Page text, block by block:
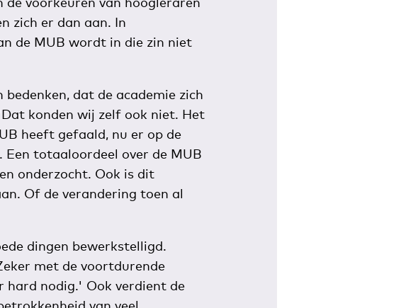
zich er dan aan. In
de MUB wordt in die zin niet
dat de academie zich
konden wij zelf ook niet. Het
heeft gefaald, nu er op de
totaaloordeel over de MUB
onderzocht. Ook is dit
Of de verandering toen al
dingen bewerkstelligd.
met de voortdurende
hard nodig.' Ook verdient de